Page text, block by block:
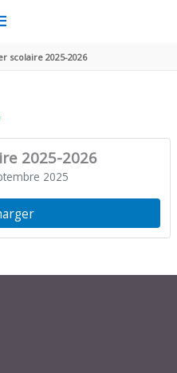
scolaire 2025-2026
2025-2026
2025